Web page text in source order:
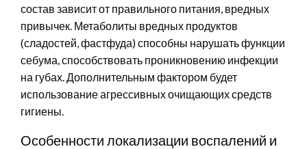
состав зависит от правильного питания, вредных
привычек. Метаболиты вредных продуктов
(сладостей, фастфуда) способны нарушать функции
себума, способствовать проникновению инфекции
на губах. Дополнительным фактором будет
использование агрессивных очищающих средств
гигиены.
Особенности локализации воспалений и